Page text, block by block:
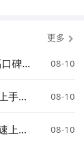
更多
碑
08-10
手攻
08-10
上手
08-10